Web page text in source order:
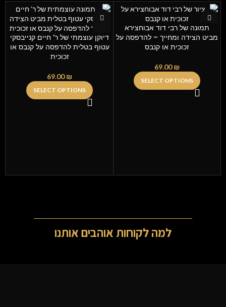
תמונה של רבי דוד אבוחצירא
מביט הצידה ומחייך – להדפסה על
זכוכית או קנבס
69.00₪
SELECT OPTIONS
דיוקן עוצמתי של ר’ חיים קנייבסקי
עטוף בטלית להדפסה על קנבס או
זכוכית
69.00₪
SELECT OPTIONS
למה לקוחות אוהבים אותנו